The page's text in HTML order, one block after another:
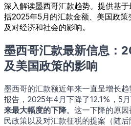
深入解读墨西哥汇款趋势。提供基
括2025年5月的汇款金额、美国政策
及对经济和社会的影响。
墨西哥汇款最新信息：
及美国政策的影响
墨西哥的汇款额近年来一直呈增长
报告，2025年4月下降了12.1%，5
来最大幅度的下降。这一下降的原
民政策以及对汇款征税的提案（随后